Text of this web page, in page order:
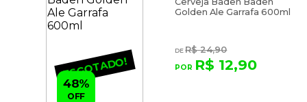
ESGOTADO!
Golden Ale Garrafa 600ml
R$ 24,90
R$ 12,90
48%
OFF